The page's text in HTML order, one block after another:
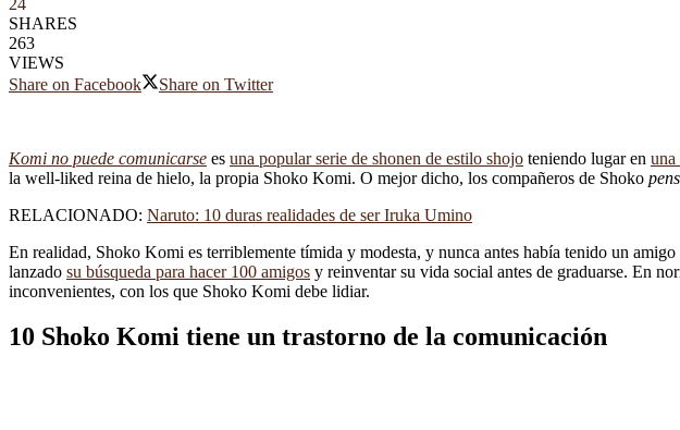
SHARES
263
VIEWS
Share on Facebook
Share on Twitter
Komi no puede comunicarse es una popular serie de shonen de estilo shojo teniendo lugar en una
la well-liked reina de hielo, la propia Shoko Komi. O mejor dicho, los compañeros de Shoko
RELACIONADO: Naruto: 10 duras realidades de ser Iruka Umino
En realidad, Shoko Komi es terriblemente tímida y modesta, y nunca antes había tenido un
lanzado su búsqueda para hacer 100 amigos y reinventar su vida social antes de graduarse. En
inconvenientes, con los que Shoko Komi debe lidiar.
10 Shoko Komi tiene un trastorno de la comunicación